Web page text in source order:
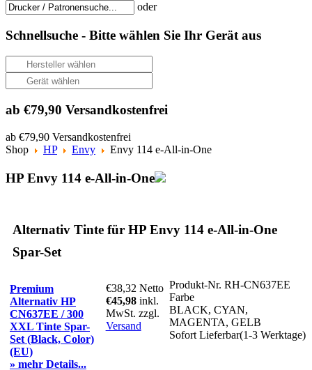
oder
Schnellsuche - Bitte wählen Sie Ihr Gerät aus
ab €79,90 Versandkostenfrei
ab €79,90 Versandkostenfrei
Shop
HP Envy Envy 114 e-All-in-One
HP Envy 114 e-All-in-One
Alternativ Tinte für HP Envy 114 e-All-in-One
Spar-Set
Premium
Alternativ HP
CN637EE / 300
XXL Tinte Spar-
Set (Black, Color)
(EU)
» mehr Details...
€38,32 Netto
€45,98 inkl.
MwSt. zzgl.
Versand
Produkt-Nr. RH-CN637EE
Farbe
BLACK, CYAN,
MAGENTA, GELB
Sofort Lieferbar(1-3 Werktage)